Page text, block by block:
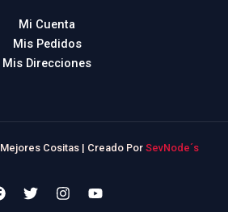
Mi Cuenta
Mis Pedidos
Mis Direcciones
Cositas | Creado Por SevNode´s